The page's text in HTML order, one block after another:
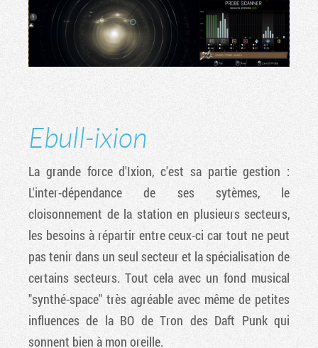
Ebull-ixion
La grande force d'Ixion, c'est sa partie gestion :
L'inter-dépendance de ses sytèmes, le
cloisonnement de la station en plusieurs secteurs,
les besoins à répartir entre ceux-ci car tout ne peut
pas tenir dans un seul secteur et la spécialisation de
certains secteurs. Tout cela avec un fond musical
"synthé-space" très agréable avec même de petites
influences de la BO de Tron des Daft Punk qui
sonnent bien à mon oreille.